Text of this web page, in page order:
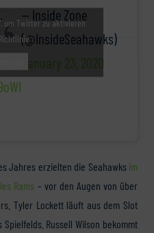
— Inside Zone
(@InsideSeahawks)
January 23, 2020
um Twitter zu aktivieren
Jahres erzielten die Seahawks im
Rams – vor den Augen von über
Tyler Lockett läuft aus dem Slot
Russell Wilson bekommt